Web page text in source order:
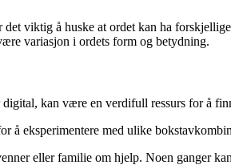
viktig å huske at ordet kan ha
variasjon i ordets form og betydning.
kan være en verdifull ressurs for å
å eksperimentere med ulike
eller familie om hjelp. Noen ganger